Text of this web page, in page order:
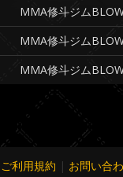
MMA修斗ジム
MMA修斗ジム
MMA修斗ジム
ご利用規約 | お問い合